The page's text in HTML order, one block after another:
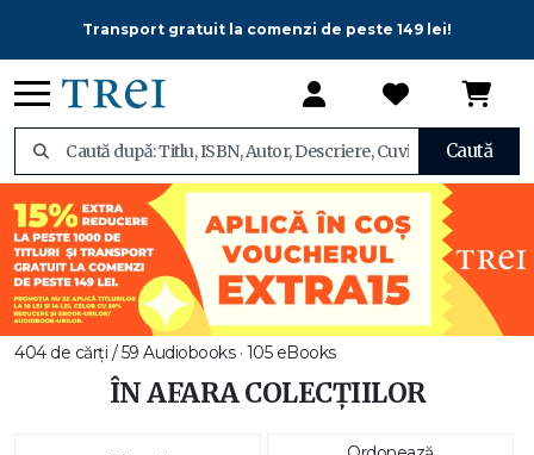
Transport gratuit la comenzi de peste 149 lei!
Caută
404 de cărți / 59 Audiobooks · 105 eBooks
ÎN AFARA COLECȚIILOR